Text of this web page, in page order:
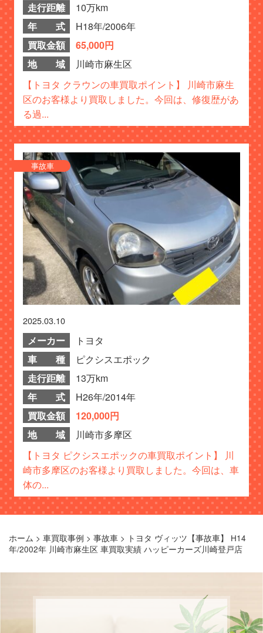
走行距離
10万km
年 式
H18年/2006年
買取金額
65,000円
地 域
川崎市麻生区
【トヨタ クラウンの車買取ポイント】 川崎市麻生
区のお客様より買取しました。今回は、修復歴があ
る過...
事故車
2025.03.10
メーカー
トヨタ
車 種
ピクシスエポック
走行距離
13万km
年 式
H26年/2014年
買取金額
120,000円
地 域
川崎市多摩区
【トヨタ ピクシスエポックの車買取ポイント】 川
崎市多摩区のお客様より買取しました。今回は、車
体の...
ホーム > 車買取事例 > 事故車 > トヨタ ヴィッツ【事故車】 H14
年/2002年 川崎市麻生区 車買取実績 ハッピーカーズ川崎登戸店